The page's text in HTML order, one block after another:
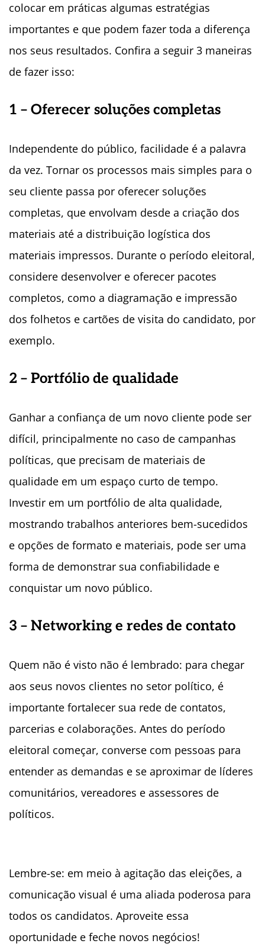
colocar em práticas algumas estratégias
importantes e que podem fazer toda a diferença
nos seus resultados. Confira a seguir 3 maneiras
de fazer isso:
1 – Oferecer soluções completas
Independente do público, facilidade é a palavra
da vez. Tornar os processos mais simples para o
seu cliente passa por oferecer soluções
completas, que envolvam desde a criação dos
materiais até a distribuição logística dos
materiais impressos. Durante o período eleitoral,
considere desenvolver e oferecer pacotes
completos, como a diagramação e impressão
dos folhetos e cartões de visita do candidato, por
exemplo.
2 – Portfólio de qualidade
Ganhar a confiança de um novo cliente pode ser
difícil, principalmente no caso de campanhas
políticas, que precisam de materiais de
qualidade em um espaço curto de tempo.
Investir em um portfólio de alta qualidade,
mostrando trabalhos anteriores bem-sucedidos
e opções de formato e materiais, pode ser uma
forma de demonstrar sua confiabilidade e
conquistar um novo público.
3 – Networking e redes de contato
Quem não é visto não é lembrado: para chegar
aos seus novos clientes no setor político, é
importante fortalecer sua rede de contatos,
parcerias e colaborações. Antes do período
eleitoral começar, converse com pessoas para
entender as demandas e se aproximar de líderes
comunitários, vereadores e assessores de
políticos.
Lembre-se: em meio à agitação das eleições, a
comunicação visual é uma aliada poderosa para
todos os candidatos. Aproveite essa
oportunidade e feche novos negócios!